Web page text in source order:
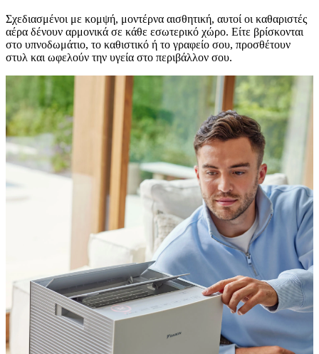
Σχεδιασμένοι με κομψή, μοντέρνα αισθητική, αυτοί οι καθαριστές
αέρα δένουν αρμονικά σε κάθε εσωτερικό χώρο. Είτε βρίσκονται
στο υπνοδωμάτιο, το καθιστικό ή το γραφείο σου, προσθέτουν
στυλ και ωφελούν την υγεία στο περιβάλλον σου.